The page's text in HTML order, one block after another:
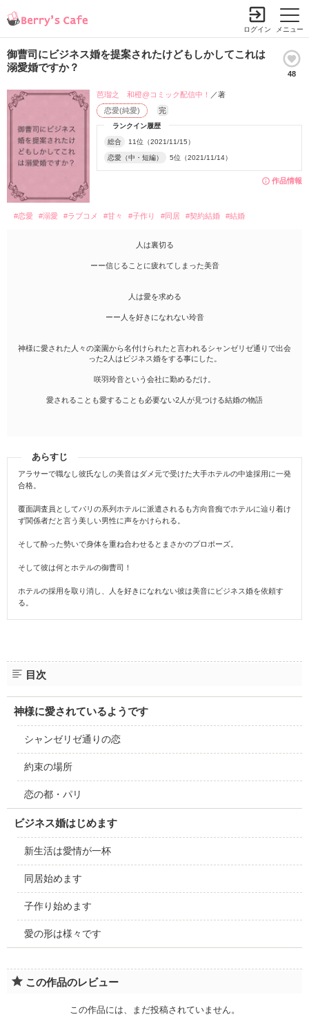
メニュー
ログイン
御曹司にビジネス婚を提案されたけどもしかしてこれは
溺愛婚ですか？
48
作品情報
ランクイン履歴
総合 11位（2021/11/15）
恋愛（中・短編） 5位（2021/11/14）
恋愛(純愛) 完
芭瑠之 和橙@コミック配信中！ ／著
#恋愛 #溺愛 #ラブコメ #甘々 #子作り #同居 #契約結婚 #結婚
人は裏切る
ーー信じることに疲れてしまった美音
人は愛を求める
ーー人を好きになれない玲音
神様に愛された人々の楽園から名付けられたと言われるシャンゼリゼ通りで出会
った2人はビジネス婚をする事にした。
咲羽玲音という会社に勤めるだけ。
愛されることも愛することも必要ない2人が見つける結婚の物語
あらすじ
アラサーで職なし彼氏なしの美音はダメ元で受けた大手ホテルの中途採用に一発
合格。
覆面調査員としてパリの系列ホテルに派遣されるも方向音痴でホテルに辿り着け
ず関係者だと言う美しい男性に声をかけられる。
そして酔った勢いで身体を重ね合わせるとまさかのプロポーズ。
そして彼は何とホテルの御曹司！
ホテルの採用を取り消し、人を好きになれない彼は美音にビジネス婚を依頼す
る。
目次
神様に愛されているようです
シャンゼリゼ通りの恋
約束の場所
恋の都・パリ
ビジネス婚はじめます
新生活は愛情が一杯
同居始めます
子作り始めます
愛の形は様々です
この作品のレビュー
この作品には、まだ投稿されていません。